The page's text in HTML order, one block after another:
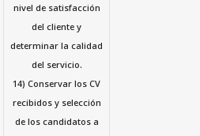
nivel de satisfacción
del cliente y
determinar la calidad
del servicio.
14) Conservar los CV
recibidos y selección
de los candidatos a